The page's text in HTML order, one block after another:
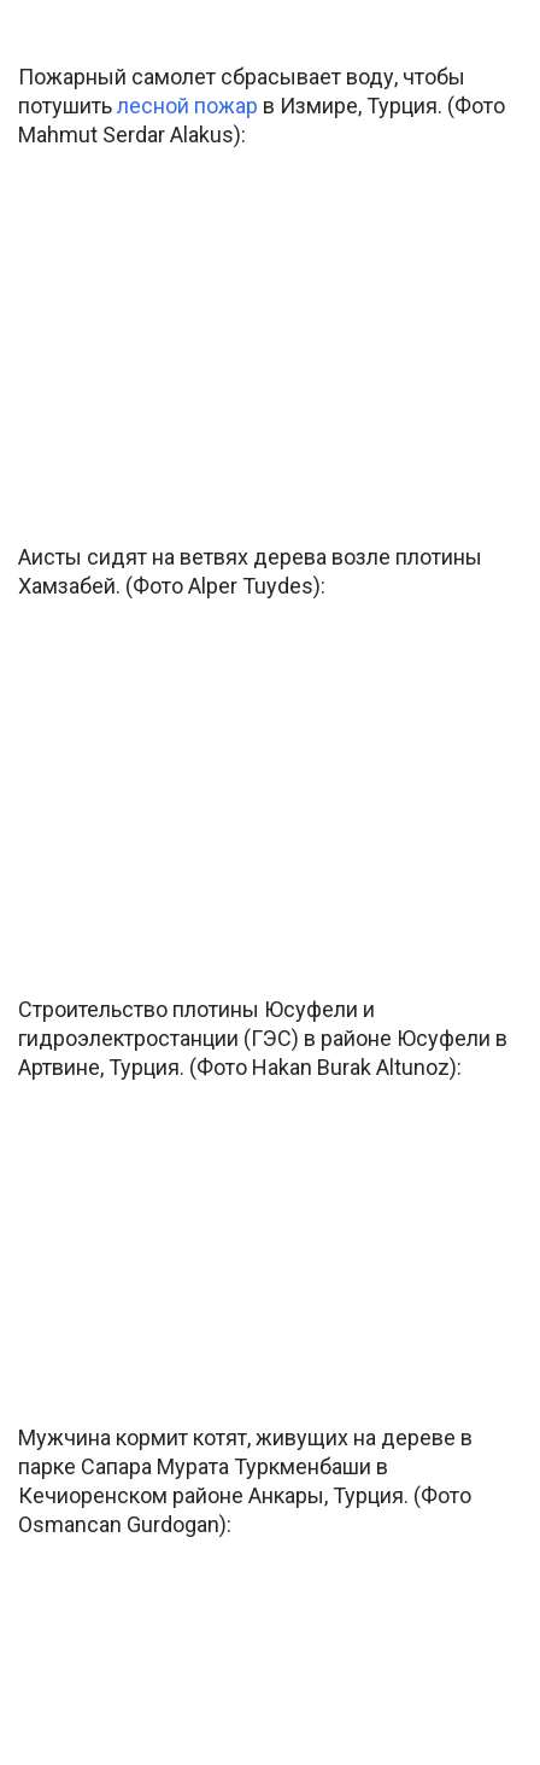
Пожарный самолет сбрасывает воду, чтобы
потушитьлесной пожар в Измире, Турция. (Фото
Mahmut Serdar Alakus):
Аисты сидят на ветвях дерева возле плотины
Хамзабей. (Фото Alper Tuydes):
Строительство плотины Юсуфели и
гидроэлектростанции (ГЭС) в районе Юсуфели в
Артвине, Турция. (Фото Hakan Burak Altunoz):
Мужчина кормит котят, живущих на дереве в
парке Сапара Мурата Туркменбаши в
Кечиоренском районе Анкары, Турция. (Фото
Osmancan Gurdogan):